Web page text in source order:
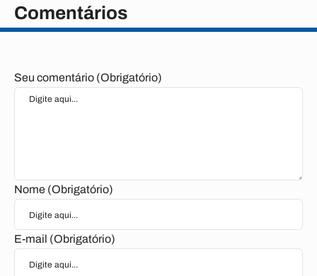
Comentários
Seu comentário (Obrigatório)
Nome (Obrigatório)
E-mail (Obrigatório)